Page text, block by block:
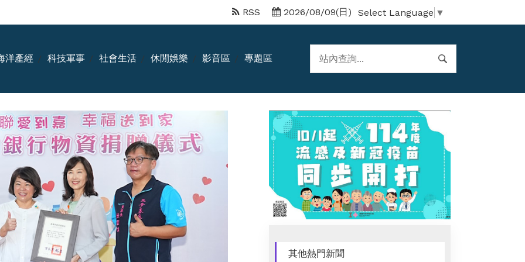
Select Language ▼
2026/08/09(日)
RSS
洋產經 科技軍事 社會生活 休閒娛樂 影音區 專題區
其他熱門新聞